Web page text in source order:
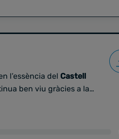
l’essència del Castell
ben viu gràcies a la